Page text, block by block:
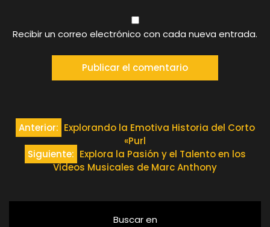
Recibir un correo electrónico con cada nueva entrada.
Navegación
entradas
Anterior: Explorando la Emotiva Historia del Corto
«Purl
Siguiente: Explora la Pasión y el Talento en los
Videos Musicales de Marc Anthony
Buscar en